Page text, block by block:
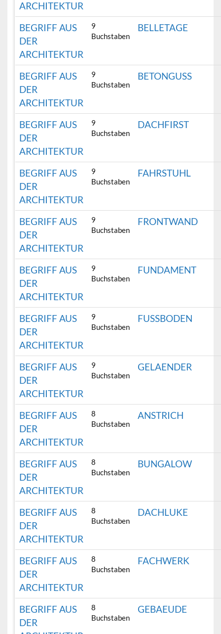
ARCHITEKTUR
BEGRIFF AUS
DER
ARCHITEKTUR
9
Buchstaben
BELLETAGE
BEGRIFF AUS
DER
ARCHITEKTUR
9
Buchstaben
BETONGUSS
BEGRIFF AUS
DER
ARCHITEKTUR
9
Buchstaben
DACHFIRST
BEGRIFF AUS
DER
ARCHITEKTUR
9
Buchstaben
FAHRSTUHL
BEGRIFF AUS
DER
ARCHITEKTUR
9
Buchstaben
FRONTWAND
BEGRIFF AUS
DER
ARCHITEKTUR
9
Buchstaben
FUNDAMENT
BEGRIFF AUS
DER
ARCHITEKTUR
9
Buchstaben
FUSSBODEN
BEGRIFF AUS
DER
ARCHITEKTUR
9
Buchstaben
GELAENDER
BEGRIFF AUS
DER
ARCHITEKTUR
8
Buchstaben
ANSTRICH
BEGRIFF AUS
DER
ARCHITEKTUR
8
Buchstaben
BUNGALOW
BEGRIFF AUS
DER
ARCHITEKTUR
8
Buchstaben
DACHLUKE
BEGRIFF AUS
DER
ARCHITEKTUR
8
Buchstaben
FACHWERK
BEGRIFF AUS
DER
8
Buchstaben
GEBAEUDE